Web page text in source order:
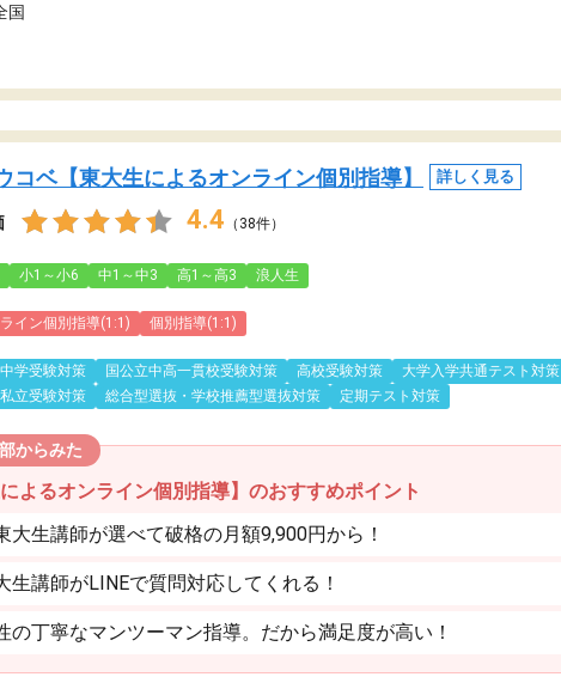
国
コベ【東大生によるオンライン個別指導】 詳しく見る
4.4 （38件）
小1～小6 中1～中3 高1～高3 浪人生
イン個別指導(1:1) 個別指導(1:1)
学受験対策 国公立中高一貫校受験対策 高校受験対策 大学入学共通テスト対策
立受験対策
総合型選抜・学校推薦型選抜対策 定期テスト対策
からみた
よるオンライン個別指導】のおすすめポイント
大生講師が選べて破格の月額9,900円から！
生講師がLINEで質問対応してくれる！
の丁寧なマンツーマン指導。だから満足度が高い！